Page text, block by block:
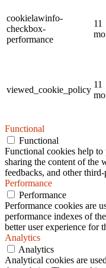
cookielawinfo-
checkbox-
performance
11
viewed_cookie_policy
11
Functional
Functional
Functional cookies help
sharing the content of the
feedbacks, and other
Performance
Performance
Performance cookies are
performance indexes of
better user experience for
Analytics
Analytics
Analytical cookies are